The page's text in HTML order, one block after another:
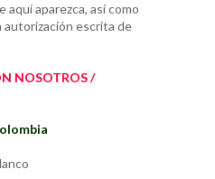
aparezca, así como
autorización escrita de
NOSOTROS /